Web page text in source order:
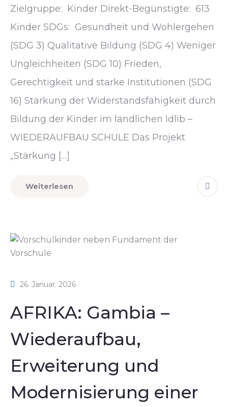
Zielgruppe: Kinder Direkt-Begünstigte: 613
Kinder SDGs: Gesundheit und Wohlergehen
(SDG 3) Qualitative Bildung (SDG 4) Weniger
Ungleichheiten (SDG 10) Frieden,
Gerechtigkeit und starke Institutionen (SDG
16) Stärkung der Widerstandsfähigkeit durch
Bildung der Kinder im ländlichen Idlib –
WIEDERAUFBAU SCHULE Das Projekt
„Stärkung […]
Weiterlesen
26. Januar. 2026
AFRIKA: Gambia –
Wiederaufbau,
Erweiterung und
Modernisierung einer